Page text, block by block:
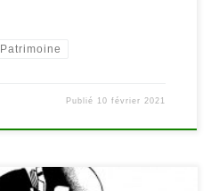
Patrimoine
Publié 10 février 2021